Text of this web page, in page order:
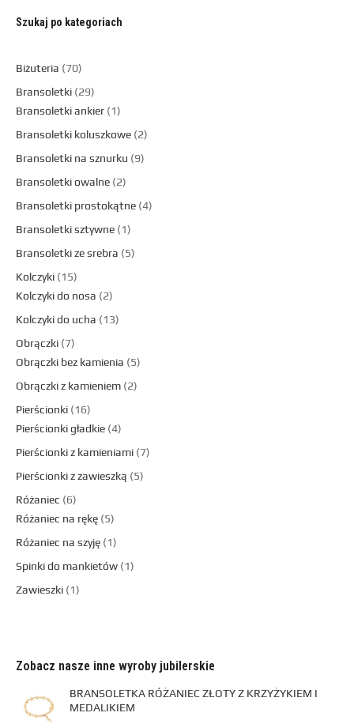
Szukaj po kategoriach
Biżuteria
70
Bransoletki 29
Bransoletki ankier 1
Bransoletki koluszkowe 2
Bransoletki na sznurku
9
Bransoletki owalne 2
Bransoletki prostokątne 4
Bransoletki sztywne 1
Bransoletki ze srebra
5
Kolczyki 15
Kolczyki do nosa
2
Kolczyki do ucha
13
Obrączki 7
Obrączki bez kamienia
5
Obrączki z kamieniem 2
Pierścionki 16
Pierścionki gładkie 4
Pierścionki z kamieniami 7
Pierścionki z zawieszką
5
Różaniec
6
Różaniec na rękę 5
Różaniec na szyję 1
Spinki do mankietów 1
Zawieszki 1
Zobacz nasze inne wyroby jubilerskie
BRANSOLETKA RÓŻANIEC ZŁOTY Z KRZYŻYKIEM I
MEDALIKIEM